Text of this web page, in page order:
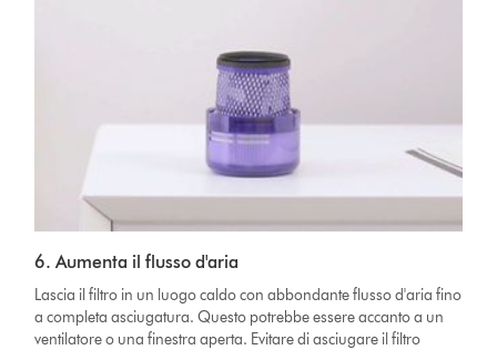
6. Aumenta il flusso d'aria
Lascia il filtro in un luogo caldo con abbondante flusso d'aria fino
a completa asciugatura. Questo potrebbe essere accanto a un
ventilatore o una finestra aperta. Evitare di asciugare il filtro